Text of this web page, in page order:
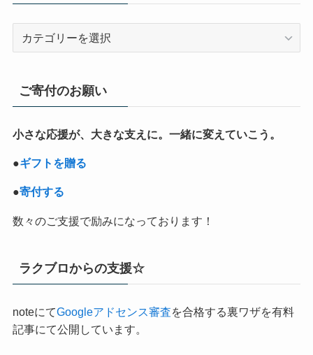
リ
ご寄付のお願い
小さな応援が、大きな支えに。一緒に変えていこう。
●ギフトを贈る
●寄付する
数々のご支援で励みになっております！
ラクブロからの支援☆
noteにてGoogleアドセンス審査を合格する裏ワザを有料
記事にて公開しています。